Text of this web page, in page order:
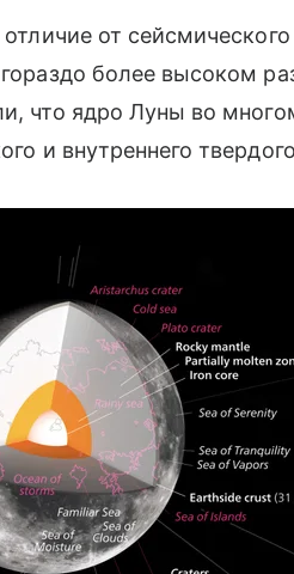
от
более высоком
что ядро Луны во
и внутреннего